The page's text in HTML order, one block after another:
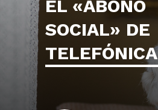
EL «ABONO
SOCIAL» DE
TELEFÓNICA